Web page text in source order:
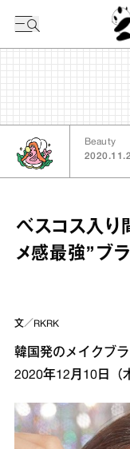
Beauty
ベスコス入
メ感最強”ブ
文／RKRK
韓国発のメイクブ
2020年12月10日（